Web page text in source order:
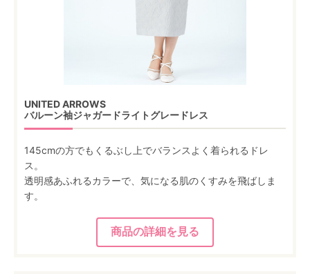
UNITED ARROWS
バルーン袖ジャガードライトグレードレス
145cmの方でもくるぶし上でバランスよく着られるドレ
ス。
透明感あふれるカラーで、気になる肌のくすみを飛ばしま
す。